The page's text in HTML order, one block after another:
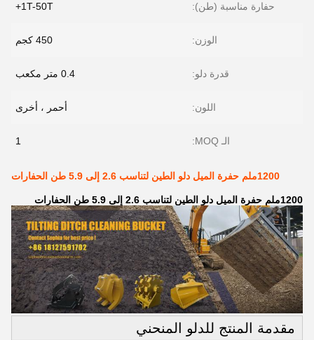
حفارة مناسبة (طن): 1T-50T+
الوزن: 450 كجم
قدرة دلو: 0.4 متر مكعب
اللون: أحمر ، أخرى
الـ MOQ: 1
1200ملم حفرة الميل دلو الطين لتناسب 2.6 إلى 5.9 طن الحفارات
1200ملم حفرة الميل دلو الطين لتناسب 2.6 إلى 5.9 طن الحفارات
مقدمة المنتج للدلو المنحني